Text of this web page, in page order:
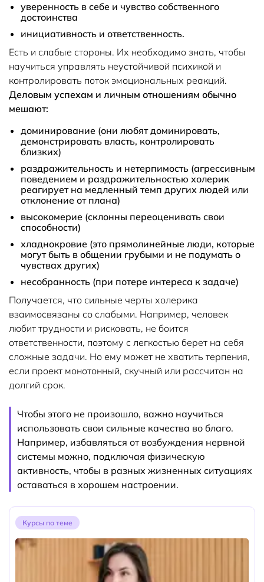
уверенность в себе и чувство собственного
достоинства
инициативность и ответственность.
Есть и слабые стороны. Их необходимо знать, чтобы
научиться управлять неустойчивой психикой и
контролировать поток эмоциональных реакций.
Деловым успехам и личным отношениям обычно
мешают:
доминирование (они любят доминировать,
демонстрировать власть, контролировать
близких)
раздражительность и нетерпимость (агрессивным
поведением и раздражительностью холерик
реагирует на медленный темп других людей или
отклонение от плана)
высокомерие (склонны переоценивать свои
способности)
хладнокровие (это прямолинейные люди, которые
могут быть в общении грубыми и не подумать о
чувствах других)
несобранность (при потере интереса к задаче)
Получается, что сильные черты холерика
взаимосвязаны со слабыми. Например, человек
любит трудности и рисковать, не боится
ответственности, поэтому с легкостью берет на себя
сложные задачи. Но ему может не хватить терпения,
если проект монотонный, скучный или рассчитан на
долгий срок.
Чтобы этого не произошло, важно научиться
использовать свои сильные качества во благо.
Например, избавляться от возбуждения нервной
системы можно, подключая физическую
активность, чтобы в разных жизненных ситуациях
оставаться в хорошем настроении.
Курсы по теме